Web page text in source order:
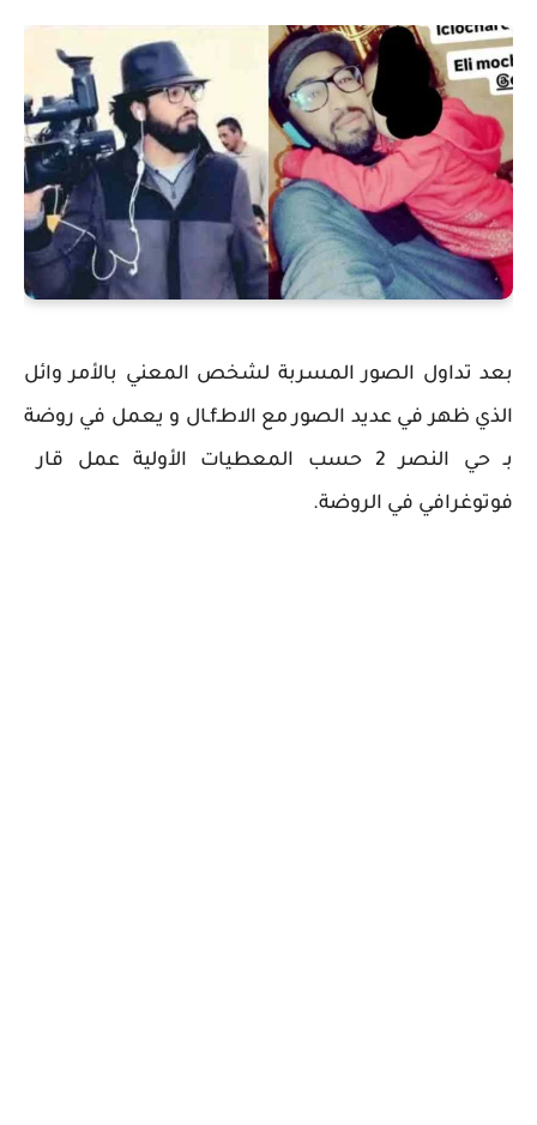
بعد تداول الصور المسربة لشخص المعني بالأمر وائل
الذي ظهر في عديد الصور مع الاطـfـال و يعمل في روضة
بـ حي النصر 2 حسب المعطيات الأولية عمل قار
فوتوغرافي في الروضة.